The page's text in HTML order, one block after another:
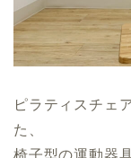
ピラティスチェ
た、
椅子型の運動器